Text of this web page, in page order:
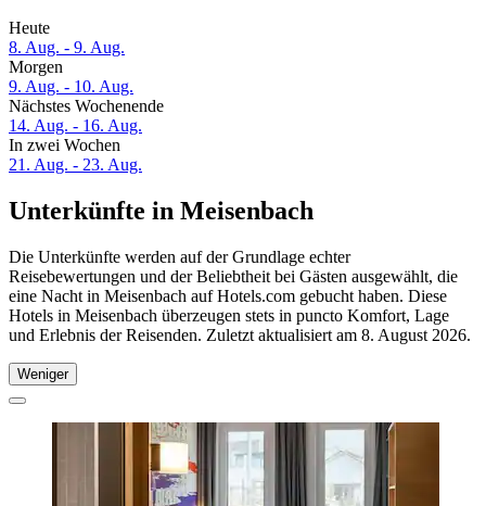
Heute
8. Aug. - 9. Aug.
Morgen
9. Aug. - 10. Aug.
Nächstes Wochenende
14. Aug. - 16. Aug.
In zwei Wochen
21. Aug. - 23. Aug.
Unterkünfte in Meisenbach
Die Unterkünfte werden auf der Grundlage echter
Reisebewertungen und der Beliebtheit bei Gästen ausgewählt, die
eine Nacht in Meisenbach auf Hotels.com gebucht haben. Diese
Hotels in Meisenbach überzeugen stets in puncto Komfort, Lage
und Erlebnis der Reisenden. Zuletzt aktualisiert am 8. August 2026.
Weniger